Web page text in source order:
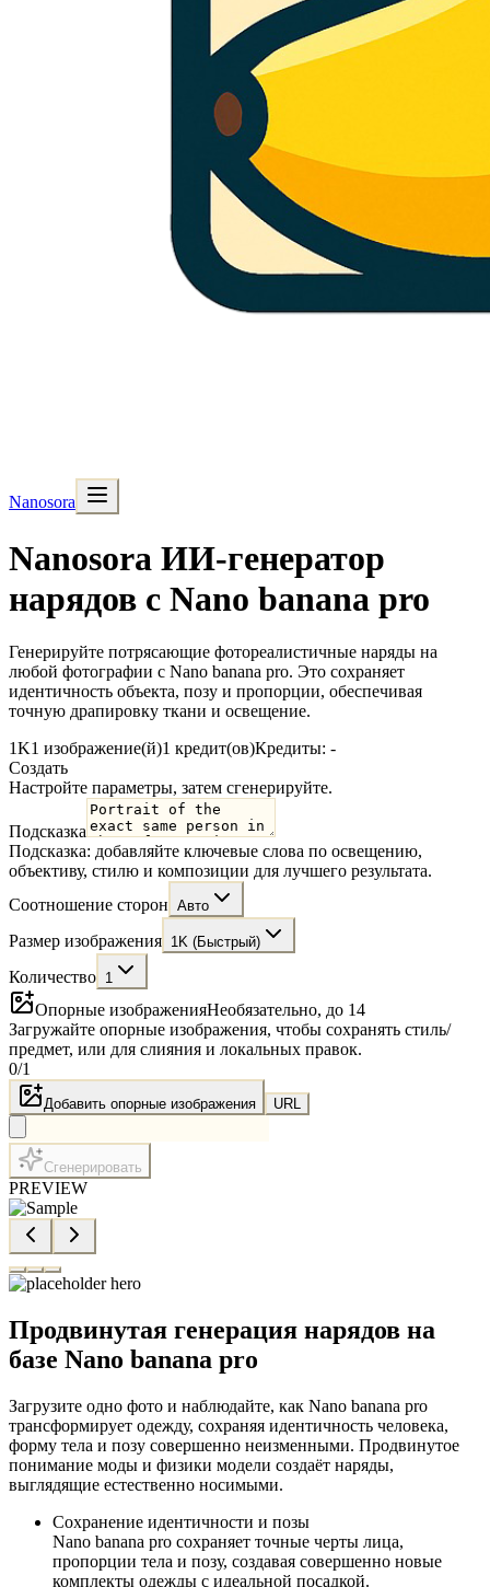
Nanosora
Nanosora ИИ-генератор
нарядов с Nano banana pro
Генерируйте потрясающие фотореалистичные наряды на
любой фотографии с Nano banana pro. Это сохраняет
идентичность объекта, позу и пропорции, обеспечивая
точную драпировку ткани и освещение.
1K1 изображение(й)1 кредит(ов)Кредиты: -
Создать
Настройте параметры, затем сгенерируйте.
Подсказка
Подсказка: добавляйте ключевые слова по освещению,
объективу, стилю и композиции для лучшего результата.
Соотношение сторон Авто
Размер изображения 1K (Быстрый)
Количество 1
Опорные изображенияНеобязательно, до 14
Загружайте опорные изображения, чтобы сохранять стиль/
предмет, или для слияния и локальных правок.
0/1
Добавить опорные изображения URL
Сгенерировать
PREVIEW
Продвинутая генерация нарядов на
базе Nano banana pro
Загрузите одно фото и наблюдайте, как Nano banana pro
трансформирует одежду, сохраняя идентичность человека,
форму тела и позу совершенно неизменными. Продвинутое
понимание моды и физики модели создаёт наряды,
выглядящие естественно носимыми.
Сохранение идентичности и позы
Nano banana pro сохраняет точные черты лица,
пропорции тела и позу, создавая совершенно новые
комплекты одежды с идеальной посадкой.